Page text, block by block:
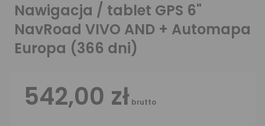
Nawigacja / tablet GPS 6"
NavRoad VIVO AND + Automapa
Europa (366 dni)
542,00 zł brutto